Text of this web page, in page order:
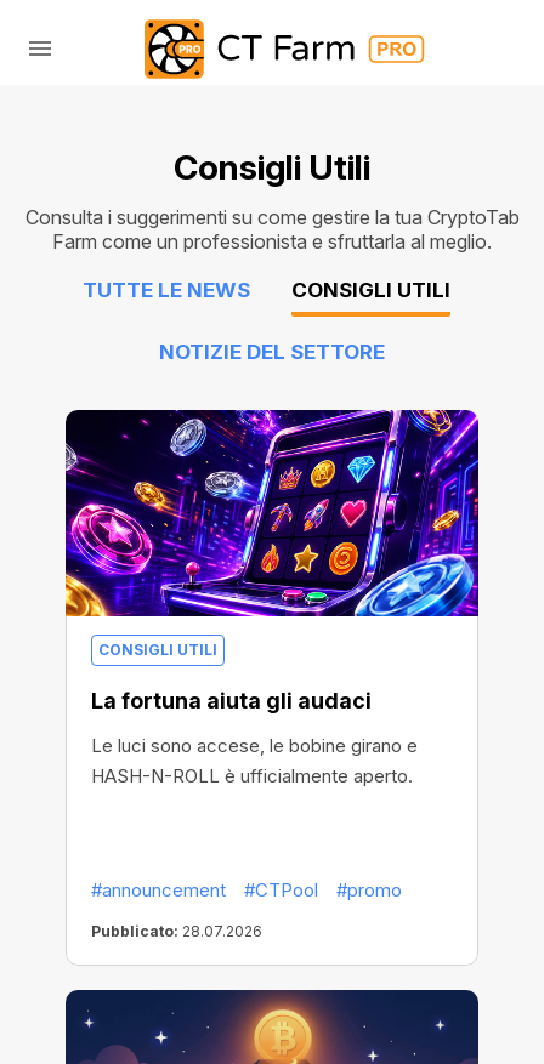
Consigli Utili
Consulta i suggerimenti su come gestire la tua CryptoTab
Farm come un professionista e sfruttarla al meglio.
TUTTE LE NEWS
CONSIGLI UTILI
NOTIZIE DEL SETTORE
CONSIGLI UTILI
La fortuna aiuta gli audaci
Le luci sono accese, le bobine girano e
HASH-N-ROLL è ufficialmente aperto.
#announcement #CTPool #promo
Pubblicato: 28.07.2026